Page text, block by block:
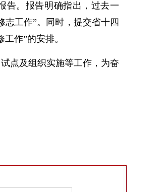
。报告明确指出，过去一
志工作”。同时，提交省十四
作”的安排。
点及组织实施等工作，为奋